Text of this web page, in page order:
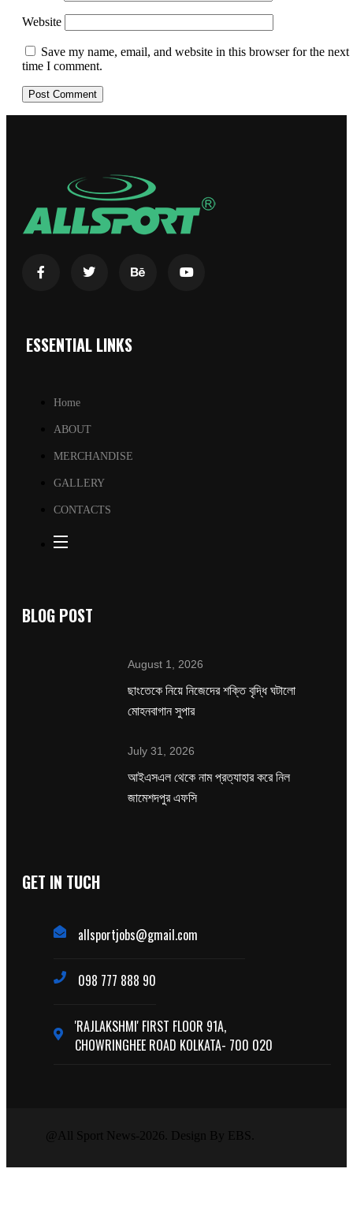
Website
Save my name, email, and website in this browser for the next
time I comment.
ESSENTIAL LINKS
Home
ABOUT
MERCHANDISE
GALLERY
CONTACTS
BLOG POST
August 1, 2026
ছাংতেকে নিয়ে নিজেদের শক্তি বৃদ্ধি ঘটালো
মোহনবাগান সুপার
July 31, 2026
‌আইএসএল থেকে নাম প্রত্যাহার করে নিল
জামেশদপুর এফসি
GET IN TUCH
allsportjobs@gmail.com
098 777 888 90
'RAJLAKSHMI' FIRST FLOOR 91A,
CHOWRINGHEE ROAD KOLKATA- 700 020
@All Sport News-2026. Design By EBS.